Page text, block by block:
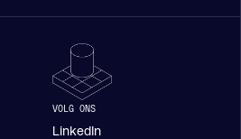
VOLG ONS
LinkedIn